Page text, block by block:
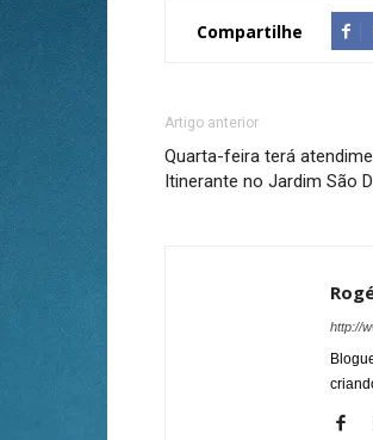
Compartilhe
Artigo anterior
Quarta-feira terá
Itinerante no Jardim São
http://